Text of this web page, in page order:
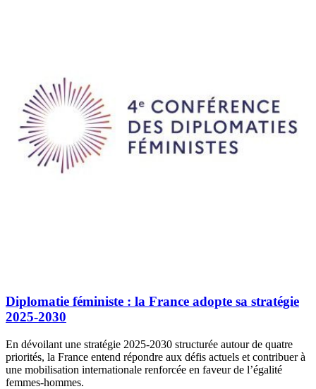
Diplomatie féministe : la France adopte sa stratégie
2025-2030
En dévoilant une stratégie 2025-2030 structurée autour de quatre
priorités, la France entend répondre aux défis actuels et contribuer à
une mobilisation internationale renforcée en faveur de l’égalité
femmes-hommes.